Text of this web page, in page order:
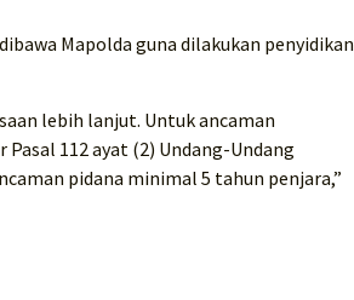
Mapolda guna dilakukan penyidikan
lebih lanjut. Untuk ancaman
112 ayat (2) Undang-Undang
pidana minimal 5 tahun penjara,”